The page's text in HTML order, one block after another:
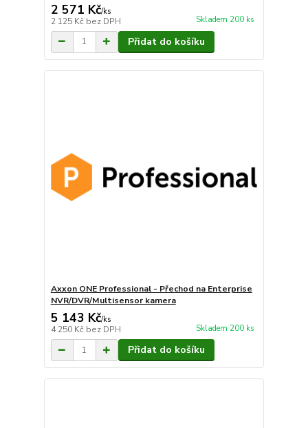
2 571 Kč/ks
2 125 Kč bez DPH Skladem 200 ks
Přidat do košíku
Axxon ONE Professional - Přechod na Enterprise
NVR/DVR/Multisensor kamera
5 143 Kč/ks
4 250 Kč bez DPH Skladem 200 ks
Přidat do košíku